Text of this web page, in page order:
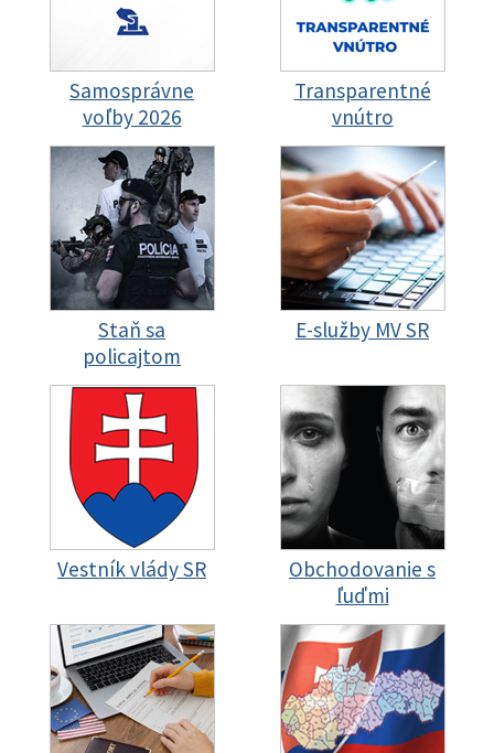
Samosprávne
voľby 2026
Transparentné
vnútro
Staň sa
policajtom
E-služby MV SR
Vestník vlády SR
Obchodovanie s
ľuďmi